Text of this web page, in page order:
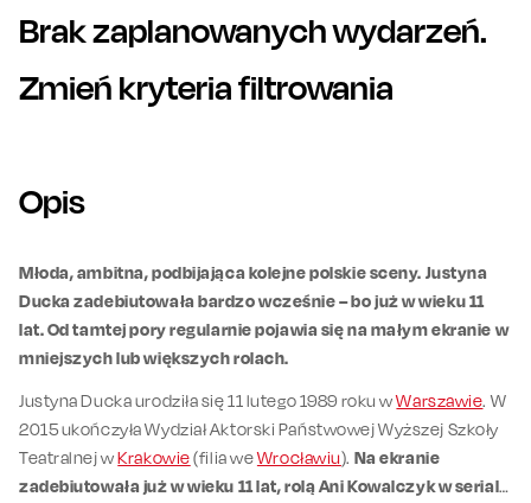
Brak zaplanowanych wydarzeń.
Zmień kryteria filtrowania
Opis
Młoda, ambitna, podbijająca kolejne polskie sceny. Justyna
Ducka zadebiutowała bardzo wcześnie – bo już w wieku 11
lat. Od tamtej pory regularnie pojawia się na małym ekranie w
mniejszych lub większych rolach.
Justyna Ducka urodziła się 11 lutego 1989 roku wWarszawie. W
2015 ukończyła Wydział Aktorski Państwowej Wyższej Szkoły
Teatralnej wKrakowie(filia weWrocławiu). Na ekranie
zadebiutowała już w wieku 11 lat, rolą Ani Kowalczyk w serialu